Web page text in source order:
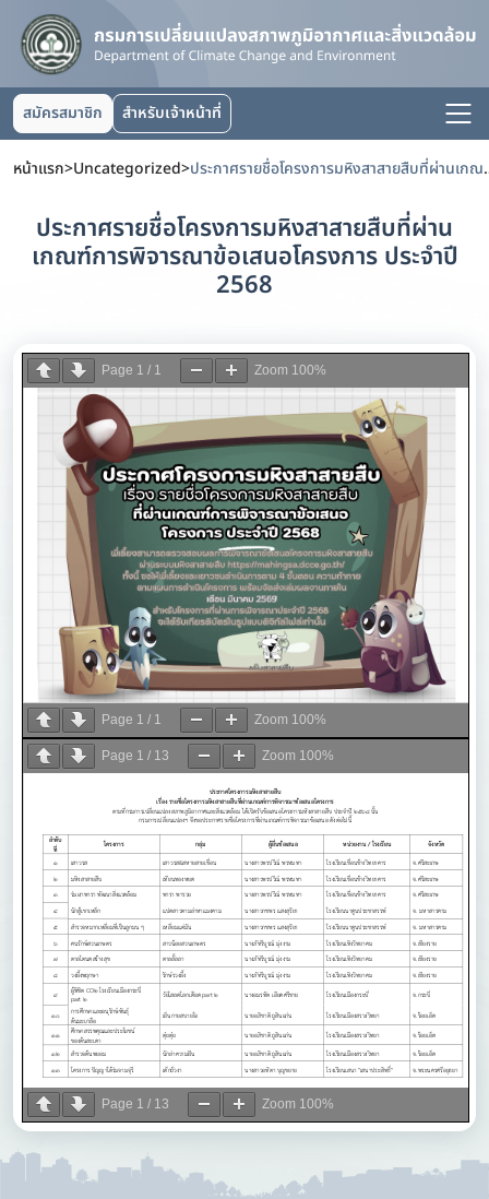
สมัครสมาชิก สำหรับเจ้าหน้าที่
หน้าแรก>Uncategorized> ประกาศรายชื่อโครงกา
ประกาศรายชื่อโครงการมหิงสาสายสืบที่ผ่าน
เกณฑ์การพิจารณาข้อเสนอโครงการ ประจำปี
2568
Page 1 / 1 Zoom 100%
Page 1 / 1 Zoom 100%
Page 1 / 13 Zoom 100%
Page 1 / 13 Zoom 100%